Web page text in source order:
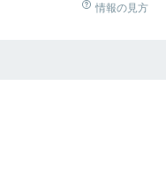
情報の見方